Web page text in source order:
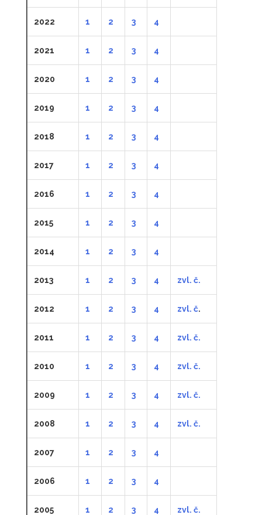
2022 1 2 3 4
2021 1 2 3 4
2020 1 2 3 4
2019 1 2 3 4
2018 1 2 3 4
2017 1 2 3 4
2016 1 2 3 4
2015 1 2 3 4
2014 1 2 3 4
2013 1 2 3 4 zvl. č.
2012 1 2 3 4 zvl. č.
2011 1 2 3 4 zvl. č.
2010 1 2 3 4 zvl. č.
2009 1 2 3 4 zvl. č.
2008 1 2 3 4 zvl. č.
2007 1 2 3 4
2006 1 2 3 4
2005 1 2 3 4 zvl. č.